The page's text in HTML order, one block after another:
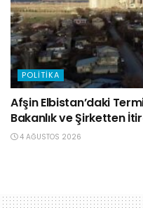
POLITIKA
Afşin Elbistan’daki
Bakanlık ve Şirketten
4 AĞUSTOS 2026